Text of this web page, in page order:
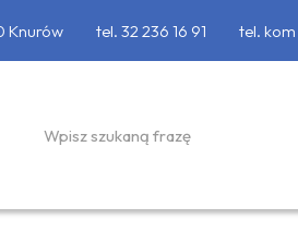
Knurów tel. 32 236 16 91 tel. kom